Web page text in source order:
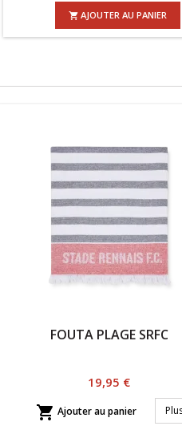
 AJOUTER AU PANIER
FOUTA PLAGE SRFC
Prix
19,95 €
 Ajouter au panier